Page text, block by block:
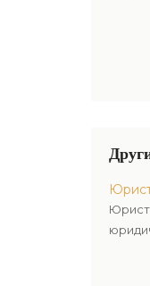
Юрист